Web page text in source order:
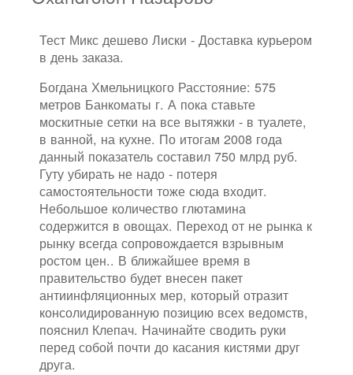
Тест Микс дешево Лиски - Доставка курьером
в день заказа.
Богдана Хмельницкого Расстояние: 575
метров Банкоматы г. А пока ставьте
москитные сетки на все вытяжки - в туалете,
в ванной, на кухне. По итогам 2008 года
данный показатель составил 750 млрд руб.
Гуту убирать не надо - потеря
самостоятельности тоже сюда входит.
Небольшое количество глютамина
содержится в овощах. Переход от не рынка к
рынку всегда сопровождается взрывным
ростом цен.. В ближайшее время в
правительство будет внесен пакет
антиинфляционных мер, который отразит
консолидированную позицию всех ведомств,
пояснил Клепач. Начинайте сводить руки
перед собой почти до касания кистями друг
друга.